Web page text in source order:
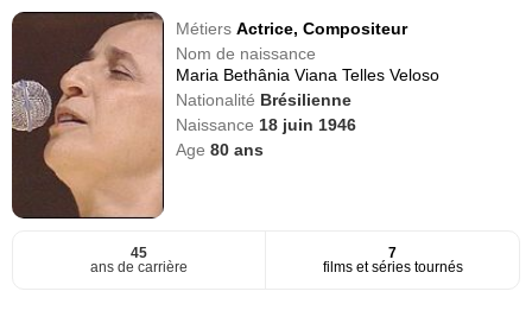
MétiersActrice,Compositeur
Nom de naissance
Maria Bethânia Viana Telles Veloso
Nationalité Brésilienne
Naissance 18 juin 1946
Age80 ans
45
ans de carrière
7
films et séries tournés